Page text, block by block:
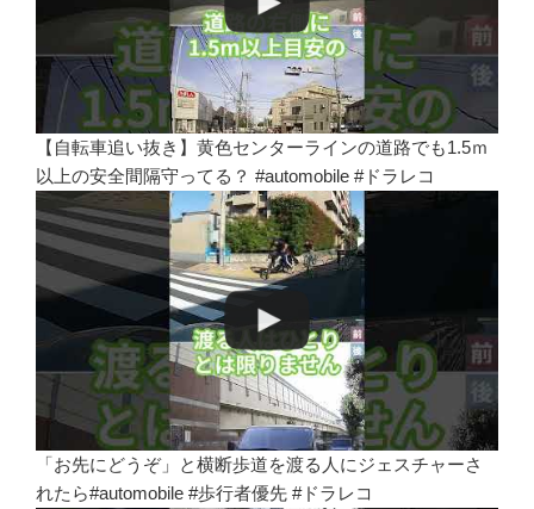
【自転車追い抜き】黄色センターラインの道路でも1.5ｍ
以上の安全間隔守ってる？ #automobile #ドラレコ
「お先にどうぞ」と横断歩道を渡る人にジェスチャーさ
れたら#automobile #歩行者優先 #ドラレコ